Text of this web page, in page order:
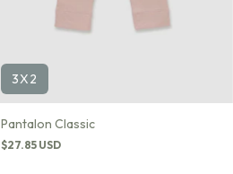
3X2
Pantalon Classic
$27.85 USD